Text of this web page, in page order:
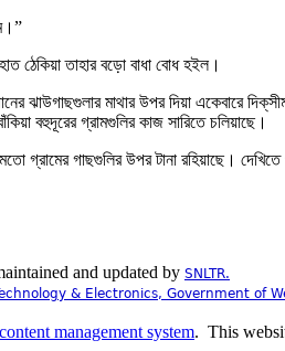
ঠেকিয়া তাহার বড়ো বাধা বোধ হইল।
ঝাউগাছগুলার মাথার উপর দিয়া একেবারে
বহুদূরের গ্রামগুলির কাজ সারিতে চলিয়াছে।
গ্রামের গাছগুলির উপর টানা রহিয়াছে।
and updated by SNLTR.
& Electronics, Government of
. This